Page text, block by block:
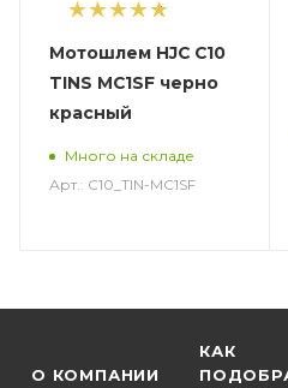
1
Мотошлем HJC C10
TINS MC1SF черно
красный
Много на складе
Арт.: C10_TIN-MC1SF
О КОМПАНИИ
КАК